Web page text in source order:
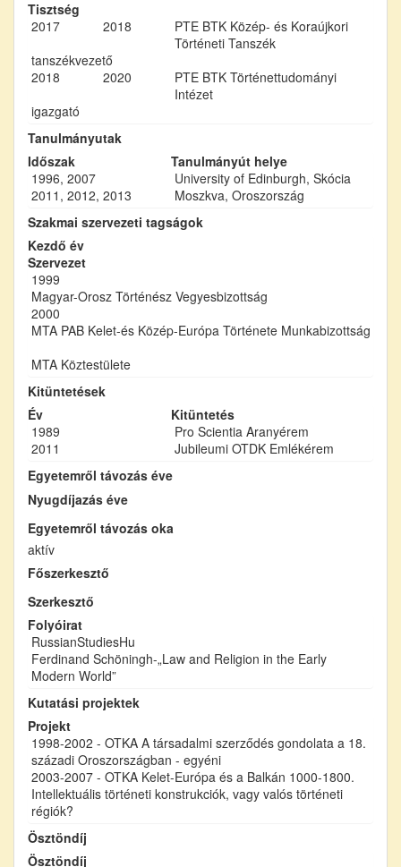
Tisztség
2017
2018
PTE BTK Közép- és Koraújkori
Történeti Tanszék
tanszékvezető
2018
2020
PTE BTK Történettudományi
Intézet
igazgató
Tanulmányutak
Időszak
Tanulmányút helye
1996, 2007
University of Edinburgh, Skócia
2011, 2012, 2013
Moszkva, Oroszország
Szakmai szervezeti tagságok
Kezdő év
Szervezet
1999
Magyar-Orosz Történész Vegyesbizottság
2000
MTA PAB Kelet-és Közép-Európa Története Munkabizottság
MTA Köztestülete
Kitüntetések
Év
Kitüntetés
1989
Pro Scientia Aranyérem
2011
Jubileumi OTDK Emlékérem
Egyetemről távozás éve
Nyugdíjazás éve
Egyetemről távozás oka
aktív
Főszerkesztő
Szerkesztő
Folyóirat
RussianStudiesHu
Ferdinand Schöningh-„Law and Religion in the Early
Modern World”
Kutatási projektek
Projekt
1998-2002 - OTKA A társadalmi szerződés gondolata a 18.
századi Oroszországban - egyéni
2003-2007 - OTKA Kelet-Európa és a Balkán 1000-1800.
Intellektuális történeti konstrukciók, vagy valós történeti
régiók?
Ösztöndíj
Ösztöndíj